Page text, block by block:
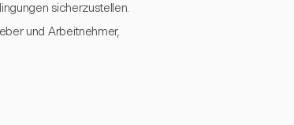
sicherzustellen.
und Arbeitnehmer,